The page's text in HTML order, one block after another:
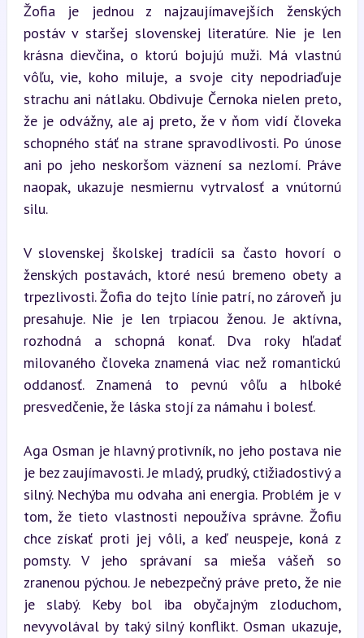
Žofia je jednou z najzaujímavejších ženských
postáv v staršej slovenskej literatúre. Nie je len
krásna dievčina, o ktorú bojujú muži. Má vlastnú
vôľu, vie, koho miluje, a svoje city nepodriaďuje
strachu ani nátlaku. Obdivuje Černoka nielen preto,
že je odvážny, ale aj preto, že v ňom vidí človeka
schopného stáť na strane spravodlivosti. Po únose
ani po jeho neskoršom väznení sa nezlomí. Práve
naopak, ukazuje nesmiernu vytrvalosť a vnútornú
silu.
V slovenskej školskej tradícii sa často hovorí o
ženských postavách, ktoré nesú bremeno obety a
trpezlivosti. Žofia do tejto línie patrí, no zároveň ju
presahuje. Nie je len trpiacou ženou. Je aktívna,
rozhodná a schopná konať. Dva roky hľadať
milovaného človeka znamená viac než romantickú
oddanosť. Znamená to pevnú vôľu a hlboké
presvedčenie, že láska stojí za námahu i bolesť.
Aga Osman je hlavný protivník, no jeho postava nie
je bez zaujímavosti. Je mladý, prudký, ctižiadostivý a
silný. Nechýba mu odvaha ani energia. Problém je v
tom, že tieto vlastnosti nepoužíva správne. Žofiu
chce získať proti jej vôli, a keď neuspeje, koná z
pomsty. V jeho správaní sa mieša vášeň so
zranenou pýchou. Je nebezpečný práve preto, že nie
je slabý. Keby bol iba obyčajným zloduchom,
nevyvolával by taký silný konflikt. Osman ukazuje,